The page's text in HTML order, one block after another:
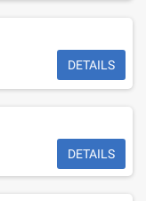
DETAILS
DETAILS